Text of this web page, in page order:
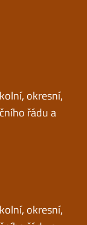
okresní,
řádu a
okresní,